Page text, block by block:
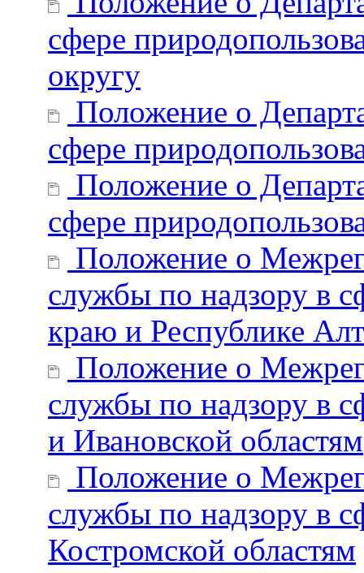
сфере
округу
Положение о
сфере
Положение о
сфере
Положение о
службы по надзору в
краю и Республике
Положение о
службы по надзору в
и Ивановской областям
Положение о
службы по надзору в
Костромской областям